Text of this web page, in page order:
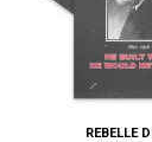
REBELLE